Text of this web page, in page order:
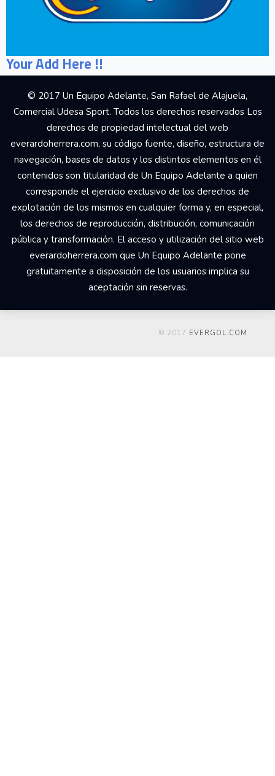
Your Add Here !!
© 2017 Un Equipo Adelante, San Rafael de Alajuela,
Comercial Udesa Sport. Todos los derechos reservados Los
derechos de propiedad intelectual del web
everardoherrera.com, su código fuente, diseño, estructura de
navegación, bases de datos y los distintos elementos en él
contenidos son titularidad de Un Equipo Adelante a quien
corresponde el ejercicio exclusivo de los derechos de
explotación de los mismos en cualquier forma y, en especial,
los derechos de reproducción, distribución, comunicación
pública y transformación. El acceso y utilización del sitio web
everardoherrera.com que Un Equipo Adelante pone
gratuitamente a disposición de los usuarios implica su
aceptación sin reservas.
© 2017 EVERGOL.COM